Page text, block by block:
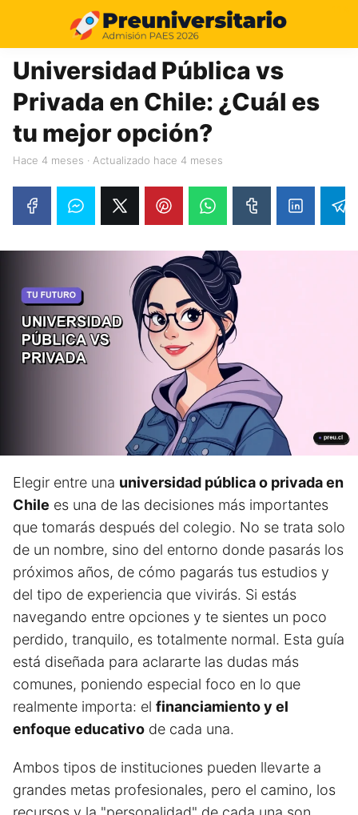
Universidad Pública vs
Privada en Chile: ¿Cuál es
tu mejor opción?
hace 4 meses · Actualizado hace 4 meses
Elegir entre una universidad pública o privada en
Chile es una de las decisiones más importantes
que tomarás después del colegio. No se trata solo
de un nombre, sino del entorno donde pasarás los
próximos años, de cómo pagarás tus estudios y
del tipo de experiencia que vivirás. Si estás
navegando entre opciones y te sientes un poco
perdido, tranquilo, es totalmente normal. Esta guía
está diseñada para aclararte las dudas más
comunes, poniendo especial foco en lo que
realmente importa: el financiamiento y el
enfoque educativo de cada una.
Ambos tipos de instituciones pueden llevarte a
grandes metas profesionales, pero el camino, los